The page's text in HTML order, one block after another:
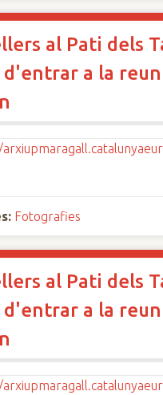
al Pati dels
d'entrar a la
Fotografies
al Pati dels
d'entrar a la